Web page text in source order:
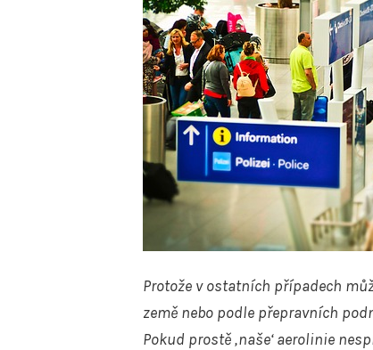
Protože v ostatních případech
země nebo podle přepravních
Pokud prostě ‚naše‘ aerolinie